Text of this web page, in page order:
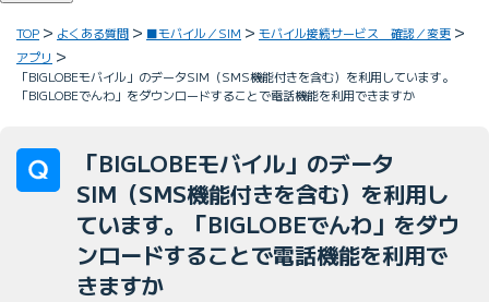
TOP よくある質問 ■モバイル／SIM
モバイル接続サービス 確認／変更
アプリ
「BIGLOBEモバイル」のデータSIM（SMS機能付きを含む）を利用しています。
「BIGLOBEでんわ」をダウンロードすることで電話機能を利用できますか
「BIGLOBEモバイル」のデータ
SIM（SMS機能付きを含む）を利用し
ています。「BIGLOBEでんわ」をダウ
ンロードすることで電話機能を利用で
きますか